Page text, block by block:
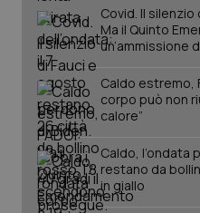
Covid. Il silenzio
Ma il Quinto
un’ammissione
Caldo estremo,
corpo può non
calore”
Caldo, l’ondata
restano da
in giallo